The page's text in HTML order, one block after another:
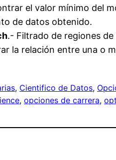
el valor mínimo del
de datos obtenido.
.- Filtrado de regiones
la relación entre una o
, Cientifico de Datos,
, opciones de carrera,